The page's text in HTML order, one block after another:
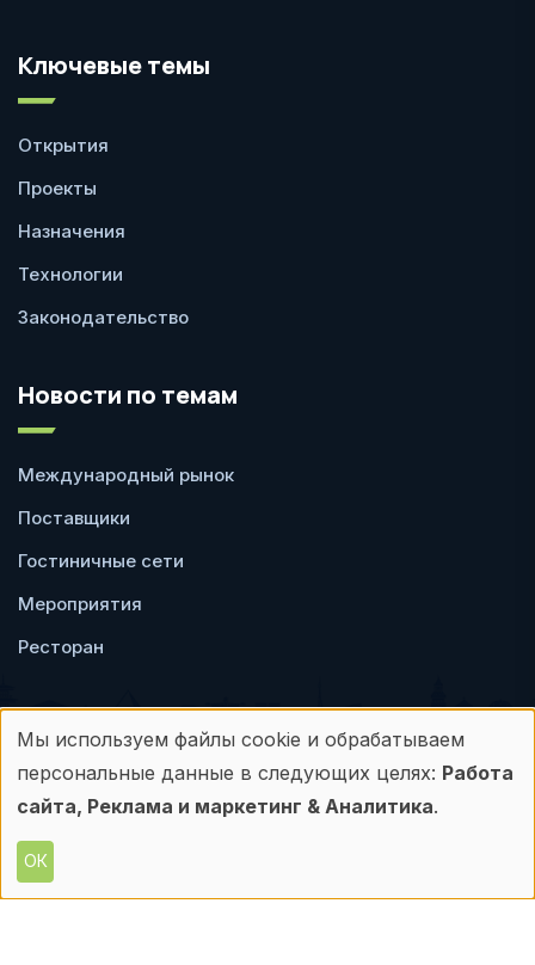
Ключевые темы
Открытия
Проекты
Назначения
Технологии
Законодательство
Новости по темам
Международный рынок
Поставщики
Гостиничные сети
Мероприятия
Ресторан
Пользовательское
соглашение
Политика
конфиденциальности
Любое использование материалов с данного
Использование
персональных
данных
и
Мы используем файлы cookie и обрабатываем
персональные данные в следующих целях: Работа
сайта, Реклама и маркетинг & Аналитика.
ОК